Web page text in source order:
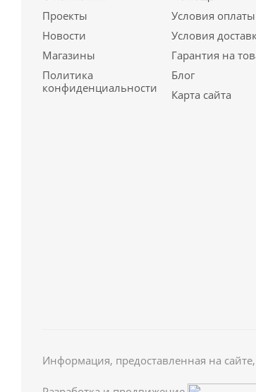
Проекты
Новости
Магазины
Политика
конфиденциальности
Условия оплаты
Условия
Гарантия на
Блог
Карта сайта
Информация, предоставленная на